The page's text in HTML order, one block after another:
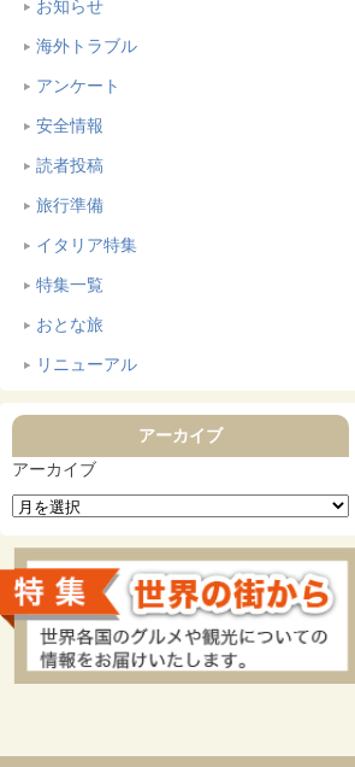
お知らせ
海外トラブル
アンケート
安全情報
読者投稿
旅行準備
イタリア特集
特集一覧
おとな旅
リニューアル
アーカイブ
アーカイブ